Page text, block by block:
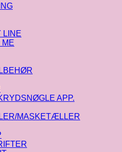
LINE
ME
APP.
MASKETÆLLER